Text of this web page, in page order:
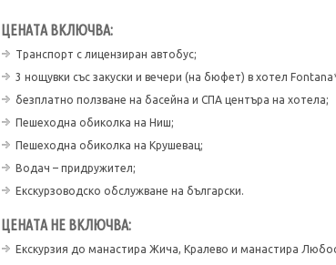
ЦЕНАТА ВКЛЮЧВА:
Транспорт с лицензиран автобус;
3 нощувки със закуски и вечери (на бюфет) в хотел
безплатно ползване на басейна и СПА центъра на хотела;
Пешеходна обиколка на Ниш;
Пешеходна обиколка на Крушевац;
Водач – придружител;
Екскурзоводско обслужване на български.
ЦЕНАТА НЕ ВКЛЮЧВА:
Екскурзия до манастира Жича, Кралево и манастира